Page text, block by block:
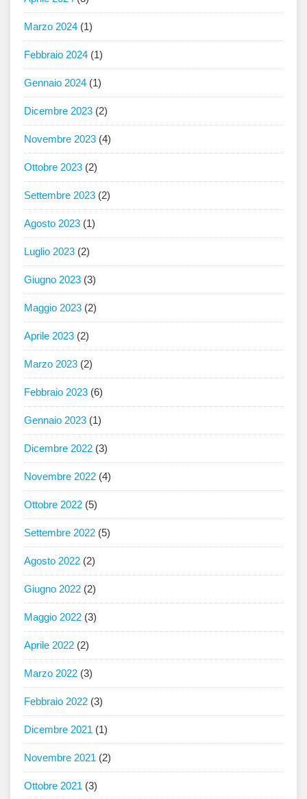
Marzo 2024 (1)
Febbraio 2024 (1)
Gennaio 2024 (1)
Dicembre 2023 (2)
Novembre 2023 (4)
Ottobre 2023 (2)
Settembre 2023 (2)
Agosto 2023 (1)
Luglio 2023 (2)
Giugno 2023 (3)
Maggio 2023 (2)
Aprile 2023 (2)
Marzo 2023 (2)
Febbraio 2023 (6)
Gennaio 2023 (1)
Dicembre 2022 (3)
Novembre 2022 (4)
Ottobre 2022 (5)
Settembre 2022 (5)
Agosto 2022 (2)
Giugno 2022 (2)
Maggio 2022 (3)
Aprile 2022 (2)
Marzo 2022 (3)
Febbraio 2022 (3)
Dicembre 2021 (1)
Novembre 2021 (2)
Ottobre 2021 (3)